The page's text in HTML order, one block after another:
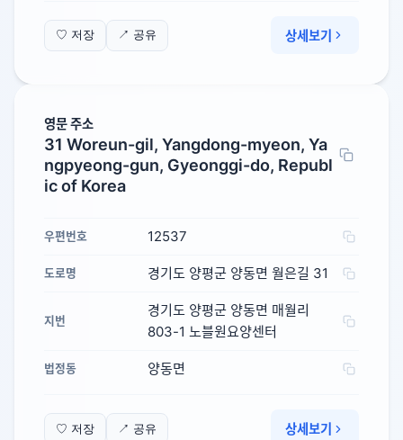
♡ 저장 ↗ 공유 상세보기
영문 주소
31 Woreun-gil, Yangdong-myeon, Ya
ngpyeong-gun, Gyeonggi-do, Republ
ic of Korea
우편번호 12537
도로명 경기도 양평군 양동면 월은길 31
지번
경기도 양평군 양동면 매월리
803-1 노블원요양센터
법정동 양동면
♡ 저장 ↗ 공유 상세보기